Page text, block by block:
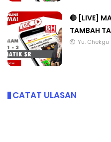
🔴 [LIVE]
TAMBAH
Yu. Chekgu
CATAT ULASAN